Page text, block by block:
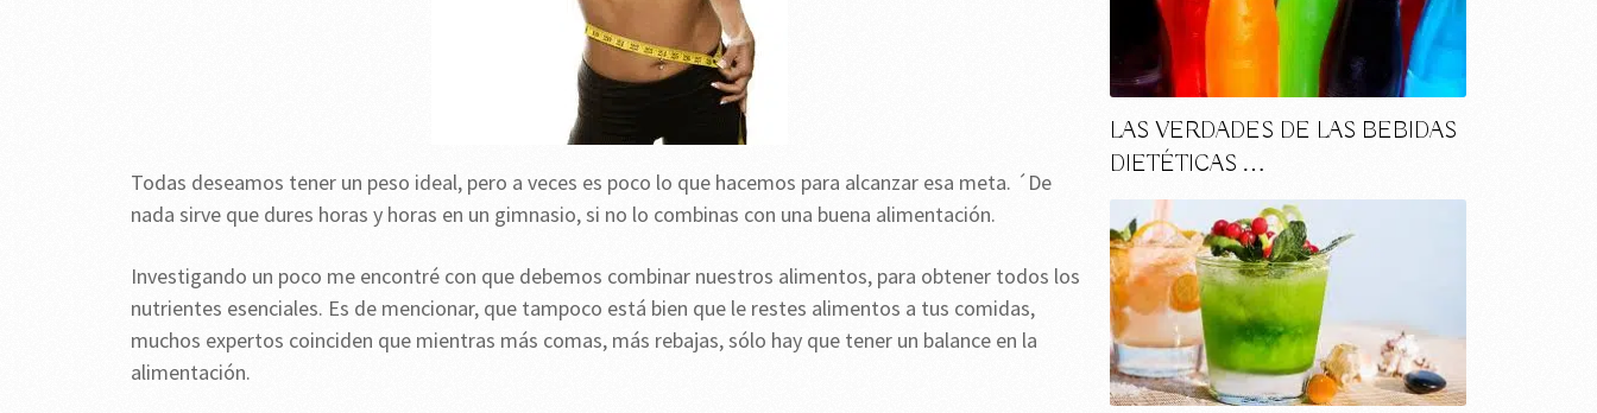
Todas deseamos tener un peso ideal, pero a veces es poco lo que hacemos para alcanzar esa meta. ´De
nada sirve que dures horas y horas en un gimnasio, si no lo combinas con una buena alimentación.
Investigando un poco me encontré con que debemos combinar nuestros alimentos, para obtener todos los
nutrientes esenciales. Es de mencionar, que tampoco está bien que le restes alimentos a tus comidas,
muchos expertos coinciden que mientras más comas, más rebajas, sólo hay que tener un balance en la
alimentación.
LAS VERDADES DE LAS BEBIDAS
DIETÉTICAS …